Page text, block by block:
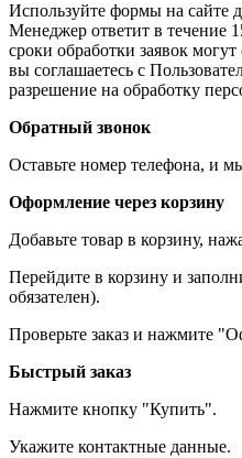
Используйте формы на сайте
Менеджер ответит в течение
сроки обработки заявок
вы соглашаетесь с
разрешение на обработку
Обратный звонок
Оставьте номер телефона, и
Оформление через корзину
Добавьте товар в корзину,
Перейдите в корзину и
обязателен).
Проверьте заказ и нажмите
Быстрый заказ
Нажмите кнопку "Купить".
Укажите контактные данные.